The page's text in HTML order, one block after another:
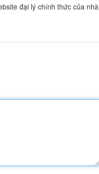
đại lý chính thức của nhà